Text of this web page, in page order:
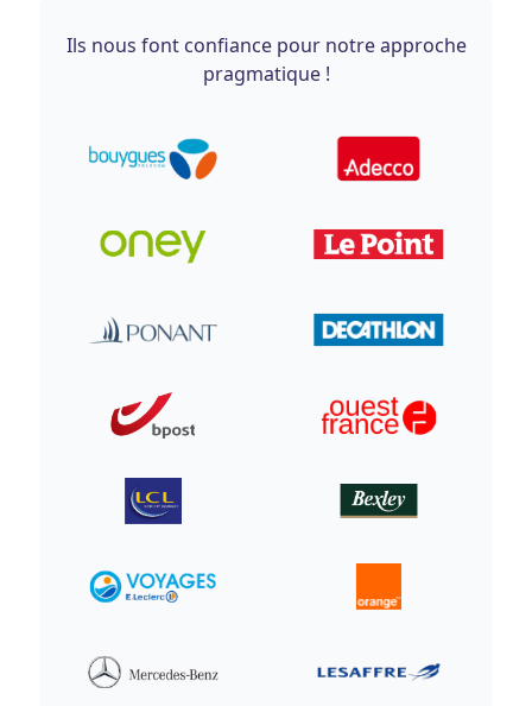
Ils nous font confiance pour notre approche
pragmatique !